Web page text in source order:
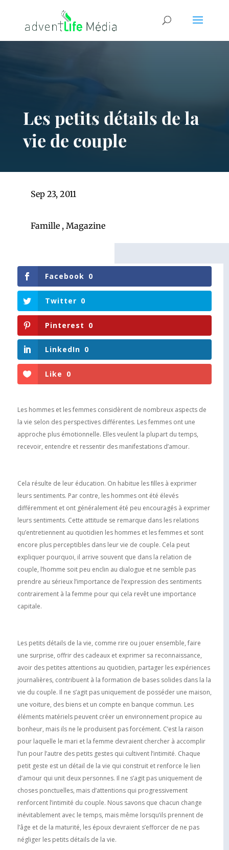
Les petits détails de la
vie de couple
Sep 23, 2011
Famille, Magazine
Facebook 0
Twitter 0
Pinterest 0
LinkedIn 0
Like 0
Les hommes et les femmes considèrent de nombreux aspects de
la vie selon des perspectives différentes. Les femmes ont une
approche plus émotionnelle. Elles veulent la plupart du temps,
recevoir, entendre et ressentir des manifestations dʼamour.
Cela résulte de leur éducation. On habitue les ﬁlles à exprimer
leurs sentiments. Par contre, les hommes ont été élevés
différemment et ont généralement été peu encouragés à exprimer
leurs sentiments. Cette attitude se remarque dans les relations
quʼentretiennent au quotidien les hommes et les femmes et sont
encore plus perceptibles dans leur vie de couple. Cela peut
expliquer pourquoi, il arrive souvent que dans la relation de
couple, lʼhomme soit peu enclin au dialogue et ne semble pas
prendre au sérieux lʼimportance de lʼexpression des sentiments
contrairement à la femme pour qui cela revêt une importance
capitale.
Les petits détails de la vie, comme rire ou jouer ensemble, faire
une surprise, offrir des cadeaux et exprimer sa reconnaissance,
avoir des petites attentions au quotidien, partager les expériences
journalières, contribuent à la formation de bases solides dans la la
vie du couple. Il ne sʼagit pas uniquement de posséder une maison,
une voiture, des biens et un compte en banque commun. Les
éléments matériels peuvent créer un environnement propice au
bonheur, mais ils ne le produisent pas forcément. Cʼest la raison
pour laquelle le mari et la femme devraient chercher à accomplir
lʼun pour lʼautre des petits gestes qui cultivent lʼintimité. Chaque
petit geste est un détail de la vie qui construit et renforce le lien
dʼamour qui unit deux personnes. Il ne sʼagit pas uniquement de
choses ponctuelles, mais dʼattentions qui progressivement
renforcent lʼintimité du couple. Nous savons que chacun change
inévitablement avec le temps, mais même lorsquʼils prennent de
lʼâge et de la maturité, les époux devraient sʼefforcer de ne pas
négliger les petits détails de la vie.